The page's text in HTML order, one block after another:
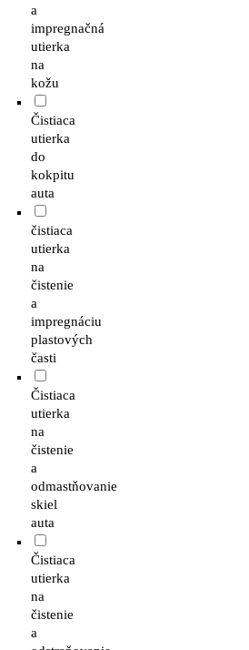
a
impregnačná
utierka
na
kožu
Čistiaca
utierka
do
kokpitu
auta
čistiaca
utierka
na
čistenie
a
impregnáciu
plastových
časti
Čistiaca
utierka
na
čistenie
a
odmastňovanie
skiel
auta
Čistiaca
utierka
na
čistenie
a